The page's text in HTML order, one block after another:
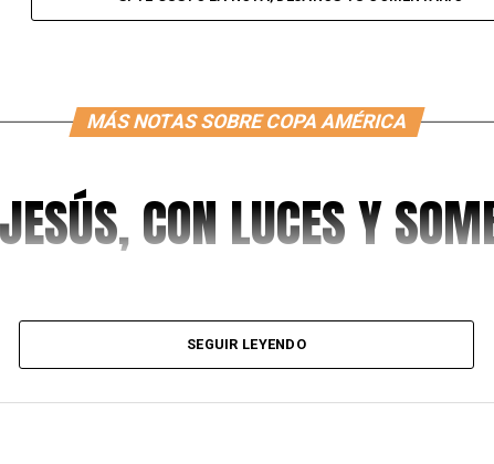
MÁS NOTAS SOBRE COPA AMÉRICA
CON LUCES Y
SEGUIR LEYENDO